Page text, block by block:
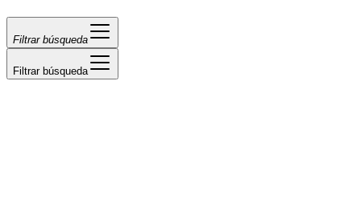
Filtrar búsqueda
Filtrar búsqueda